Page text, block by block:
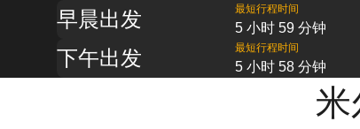
早晨出发 最短行程时间
5 小时 59 分钟
下午出发 最短行程时间
5 小时 58 分钟
米